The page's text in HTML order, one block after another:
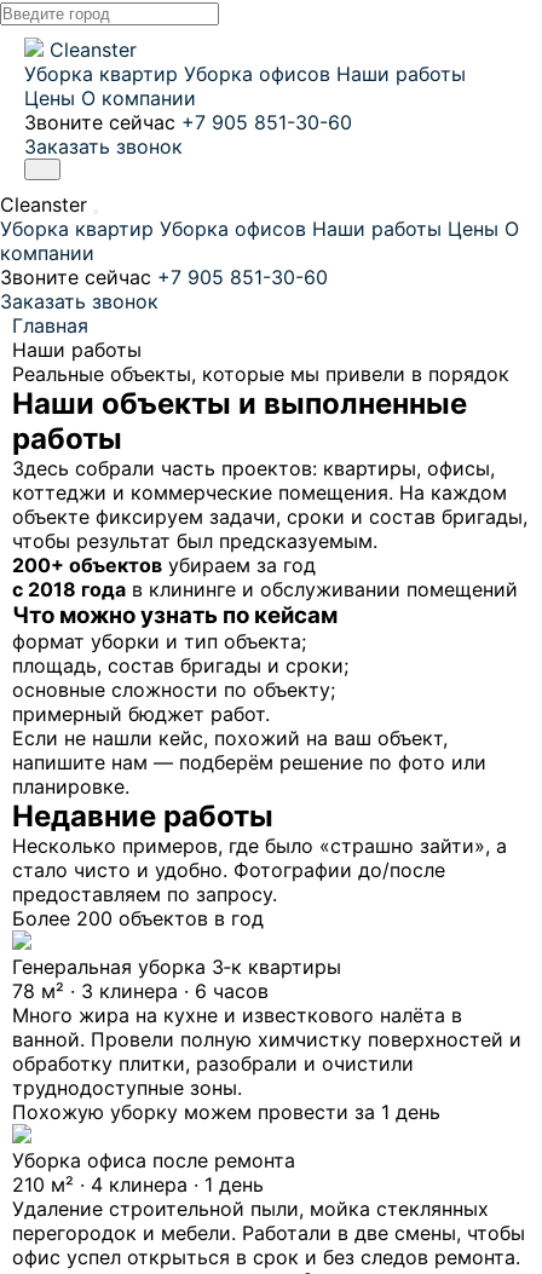
Cleanster
Уборка квартир Уборка офисов Наши работы
Цены О компании
Звоните сейчас +7 905 851-30-60
Заказать звонок
Cleanster
Уборка квартир Уборка офисов Наши работы Цены О
компании
Звоните сейчас +7 905 851-30-60
Заказать звонок
Главная
Наши работы
Реальные объекты, которые мы привели в порядок
Наши объекты и выполненные
работы
Здесь собрали часть проектов: квартиры, офисы,
коттеджи и коммерческие помещения. На каждом
объекте фиксируем задачи, сроки и состав бригады,
чтобы результат был предсказуемым.
200+ объектов убираем за год
с 2018 года в клининге и обслуживании помещений
Что можно узнать по кейсам
формат уборки и тип объекта;
площадь, состав бригады и сроки;
основные сложности по объекту;
примерный бюджет работ.
Если не нашли кейс, похожий на ваш объект,
напишите нам — подберём решение по фото или
планировке.
Недавние работы
Несколько примеров, где было «страшно зайти», а
стало чисто и удобно. Фотографии до/после
предоставляем по запросу.
Более 200 объектов в год
Генеральная уборка 3‑к квартиры
78 м² · 3 клинера · 6 часов
Много жира на кухне и известкового налёта в
ванной. Провели полную химчистку поверхностей и
обработку плитки, разобрали и очистили
труднодоступные зоны.
Похожую уборку можем провести за 1 день
Уборка офиса после ремонта
210 м² · 4 клинера · 1 день
Удаление строительной пыли, мойка стеклянных
перегородок и мебели. Работали в две смены, чтобы
офис успел открыться в срок и без следов ремонта.